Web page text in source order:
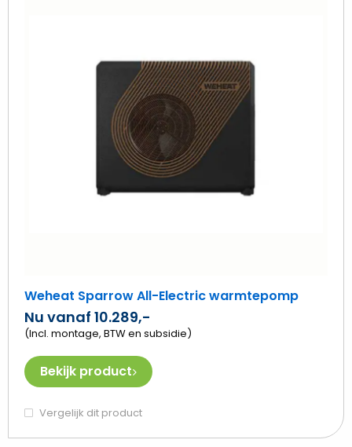
Weheat Sparrow All-Electric warmtepomp
Nu vanaf 10.289,-
(Incl. montage, BTW en subsidie)
Bekijk product
Vergelijk dit product